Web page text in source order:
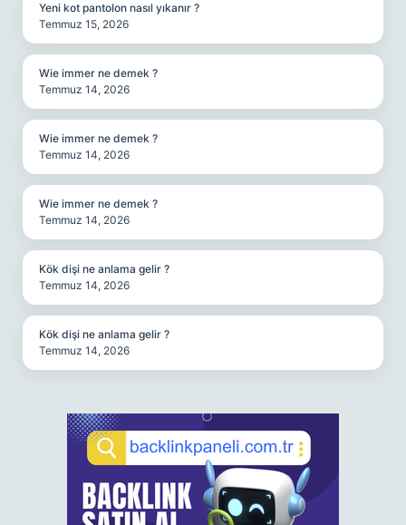
Yeni kot pantolon nasıl yıkanır ?
Temmuz 15, 2026
Wie immer ne demek ?
Temmuz 14, 2026
Wie immer ne demek ?
Temmuz 14, 2026
Wie immer ne demek ?
Temmuz 14, 2026
Kök dişi ne anlama gelir ?
Temmuz 14, 2026
Kök dişi ne anlama gelir ?
Temmuz 14, 2026